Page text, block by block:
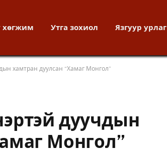
хөгжим Утга зохиол Язгуур урлаг
хамтран дуулсан “Хамаг Монгол”
дуучдын
Монгол”